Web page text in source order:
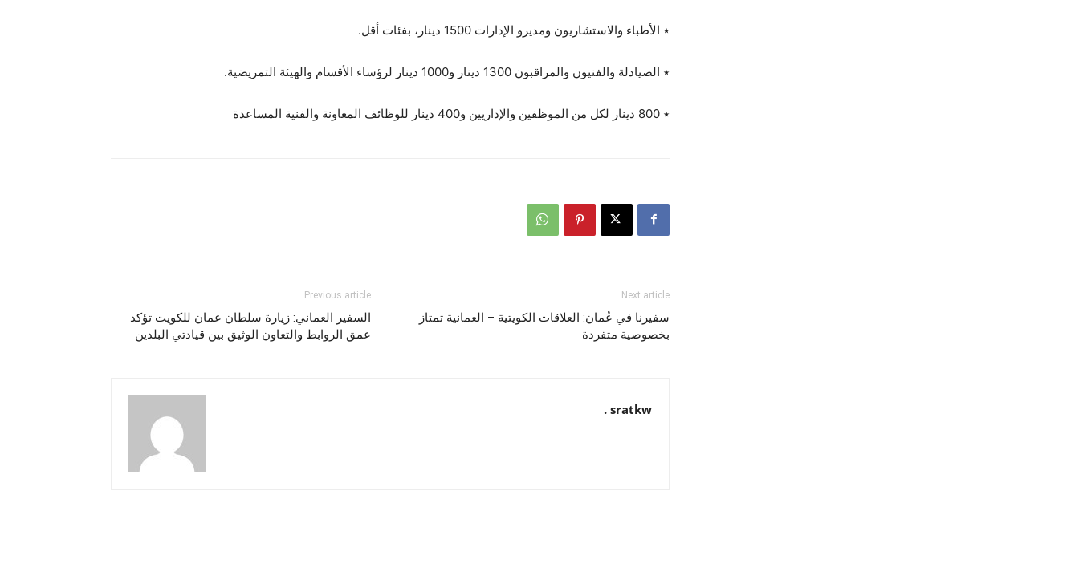
٭ الأطباء والاستشاريون ومديرو الإدارات 1500 دينار، بفئات أقل.
٭ الصيادلة والفنيون والمراقبون 1300 دينار و1000 دينار لرؤساء الأقسام والهيئة التمريضية.
٭ 800 دينار لكل من الموظفين والإداريين و400 دينار للوظائف المعاونة والفنية المساعدة
Previous article
السفير العماني: زيارة سلطان عمان للكويت تؤكد
عمق الروابط والتعاون الوثيق بين قيادتي البلدين
Next article
سفيرنا في عُمان: العلاقات الكويتية – العمانية تمتاز
بخصوصية متفردة
sratkw .